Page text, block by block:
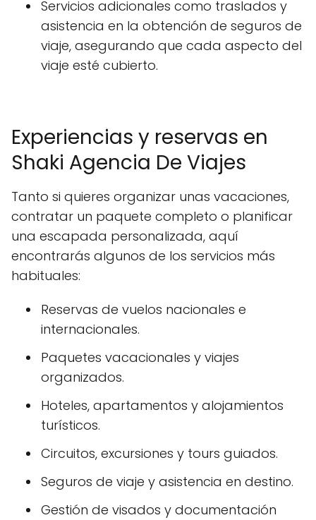
Servicios adicionales como traslados y
asistencia en la obtención de seguros de
viaje, asegurando que cada aspecto del
viaje esté cubierto.
Experiencias y reservas en
Shaki Agencia De Viajes
Tanto si quieres organizar unas vacaciones,
contratar un paquete completo o planificar
una escapada personalizada, aquí
encontrarás algunos de los servicios más
habituales:
Reservas de vuelos nacionales e
internacionales.
Paquetes vacacionales y viajes
organizados.
Hoteles, apartamentos y alojamientos
turísticos.
Circuitos, excursiones y tours guiados.
Seguros de viaje y asistencia en destino.
Gestión de visados y documentación